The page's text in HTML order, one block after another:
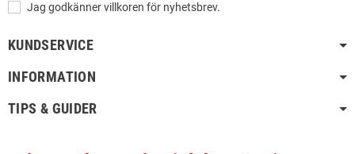
Jag godkänner villkoren för nyhetsbrev.
KUNDSERVICE
INFORMATION
TIPS & GUIDER